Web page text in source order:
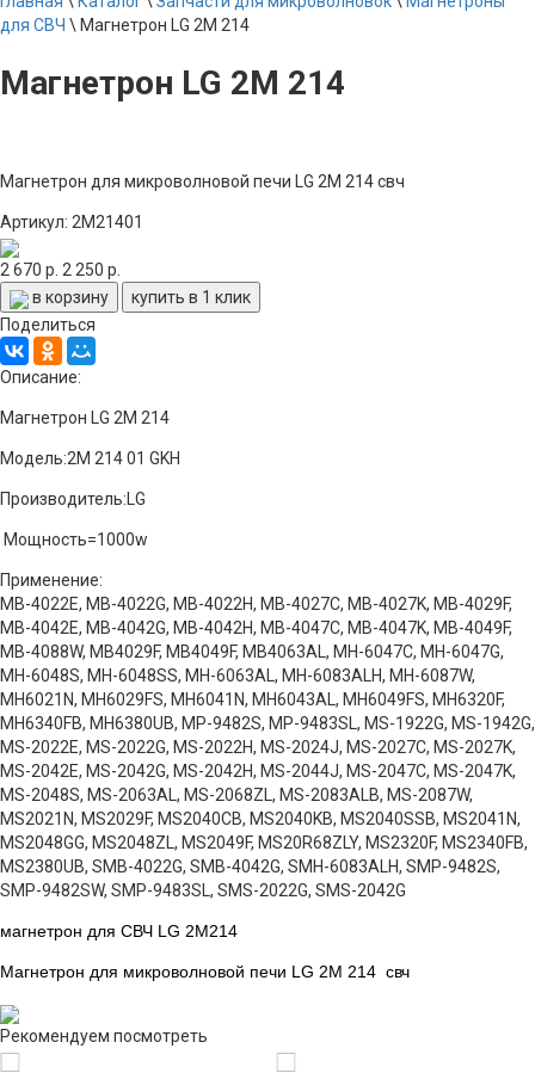
для СВЧ \ Магнетрон LG 2M 214
Магнетрон LG 2M 214
Магнетрон для микроволновой печи LG 2M 214 свч
Артикул: 2M21401
2 670 р. 2 250 р.
в корзину
купить в 1 клик
Поделиться
Описание:
Магнетрон LG 2M 214
Модель:2M 214 01 GKH
Производитель:LG
Мощность=1000w
Применение:
MB-4022E, MB-4022G, MB-4022H, MB-4027C, MB-4027K, MB-4029F,
MB-4042E, MB-4042G, MB-4042H, MB-4047C, MB-4047K, MB-4049F,
MB-4088W, MB4029F, MB4049F, MB4063AL, MH-6047C, MH-6047G,
MH-6048S, MH-6048SS, MH-6063AL, MH-6083ALH, MH-6087W,
MH6021N, MH6029FS, MH6041N, MH6043AL, MH6049FS, MH6320F,
MH6340FB, MH6380UB, MP-9482S, MP-9483SL, MS-1922G, MS-1942G,
MS-2022E, MS-2022G, MS-2022H, MS-2024J, MS-2027C, MS-2027K,
MS-2042E, MS-2042G, MS-2042H, MS-2044J, MS-2047C, MS-2047K,
MS-2048S, MS-2063AL, MS-2068ZL, MS-2083ALB, MS-2087W,
MS2021N, MS2029F, MS2040CB, MS2040KB, MS2040SSB, MS2041N,
MS2048GG, MS2048ZL, MS2049F, MS20R68ZLY, MS2320F, MS2340FB,
MS2380UB, SMB-4022G, SMB-4042G, SMH-6083ALH, SMP-9482S,
SMP-9482SW, SMP-9483SL, SMS-2022G, SMS-2042G
магнетрон для СВЧ LG 2M214
Магнетрон для микроволновой печи LG 2M 214 свч
Рекомендуем посмотреть